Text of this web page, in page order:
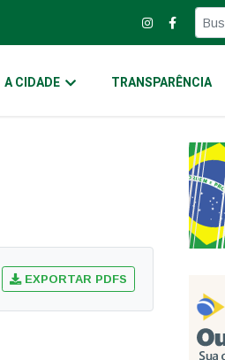
A CIDADE TRANSPARÊNCIA
EXPORTAR PDFS